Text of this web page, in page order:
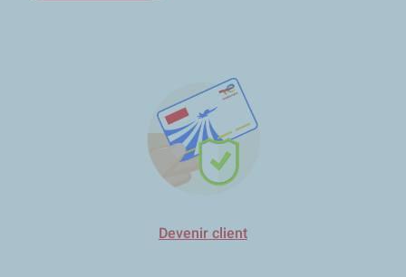
Devenir client